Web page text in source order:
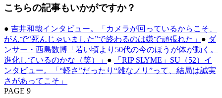
こちらの記事もいかがですか？
● 吉井和哉インタビュー。「カメラが回っているからこそ、
がんで“死んじゃいました”で終わるのは嫌で頑張れた」 ● ダ
ンサー・西島数博「若い頃より50代の今のほうが体が動く。
進化しているのかな（笑）」 ●
「RIP SLYME」SU（52）イ
ンタビュー。「“軽さ”だったり“雑なノリ”って、結局は誠実
さがあってこそ」
PAGE 9